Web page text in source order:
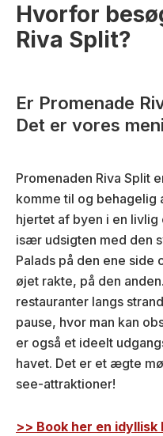
Hvorfor
Riva Split?
Er Promenade
Det er vores
Promenaden Riva Split
komme til og behagelig
hjertet af byen i en
især udsigten med den
Palads på den ene side
øjet rakte, på den
restauranter langs
pause, hvor man kan
er også et ideelt
havet. Det er et ægte
see-attraktioner!
>> Book her en idyllisk